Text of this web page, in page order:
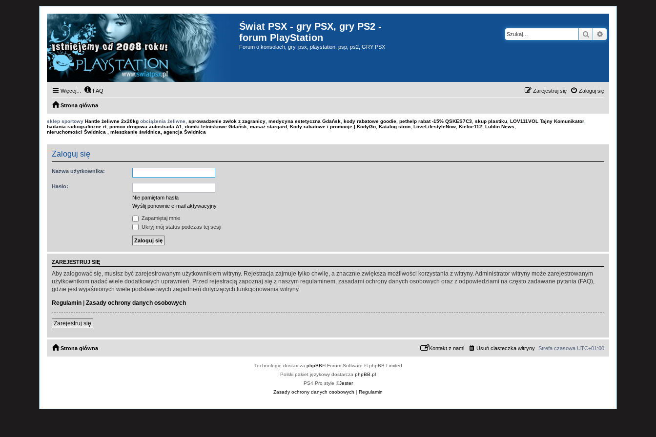
Świat PSX - gry PSX, gry PS2 -
forum PlayStation
Forum o konsolach, gry, psx, playstation, psp, ps2, GRY PSX
Szukaj
Więcej… FAQ Zaloguj się
Zarejestruj się
Strona główna
sklep sportowy Hantle żeliwne 2x20kg obciążenia żeliwne, sprowadzenie zwłok z zagranicy medycyna estetyczna Gdańsk kody rabatowe goodie pethelp rabat -15% QSKES7C3 skup plastiku LOV111VOL Tajny Komunikator
badania radiograficzne rt, pomoc drogowa autostrada A1 domki letniskowe Gdańsk masaż stargard Kody rabatowe i promocje | KodyGo Katalog stron LoveLifestyleNow Kielce112 Lublin News
nieruchomości Świdnica , mieszkanie świdnica, agencja Świdnica
Zaloguj się
Nazwa użytkownika:
Hasło:
Nie pamiętam hasła
Wyślij ponownie e-mail aktywacyjny
Zapamiętaj mnie
Ukryj mój status podczas tej sesji
ZAREJESTRUJ SIĘ
Aby zalogować się, musisz być zarejestrowanym użytkownikiem witryny. Rejestracja zajmuje tylko chwilę, a znacznie zwiększa możliwości korzystania z witryny. Administrator witryny może zarejestrowanym
użytkownikom nadać wiele dodatkowych uprawnień. Przed rejestracją zapoznaj się z naszym regulaminem, zasadami ochrony danych osobowych oraz z odpowiedziami na często zadawane pytania (FAQ),
gdzie jest wyjaśnionych wiele podstawowych zagadnień dotyczących funkcjonowania witryny.
Regulamin | Zasady ochrony danych osobowych
Zarejestruj się
Strona główna Strefa czasowa UTC+01:00
Usuń ciasteczka witryny
Kontakt z nami
Technologię dostarcza phpBB® Forum Software © phpBB Limited
Polski pakiet językowy dostarcza phpBB.pl
PS4 Pro style ©Jester
Zasady ochrony danych osobowych | Regulamin